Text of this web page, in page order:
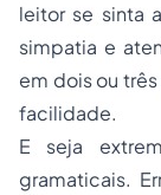
leitor se sinta
simpatia e
em dois ou
facilidade.
E seja
gramaticais.